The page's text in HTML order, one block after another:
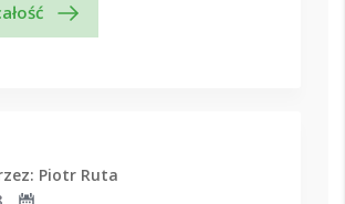
Piotr Ruta